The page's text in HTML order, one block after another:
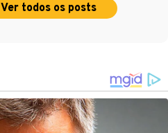
Ver todos os posts